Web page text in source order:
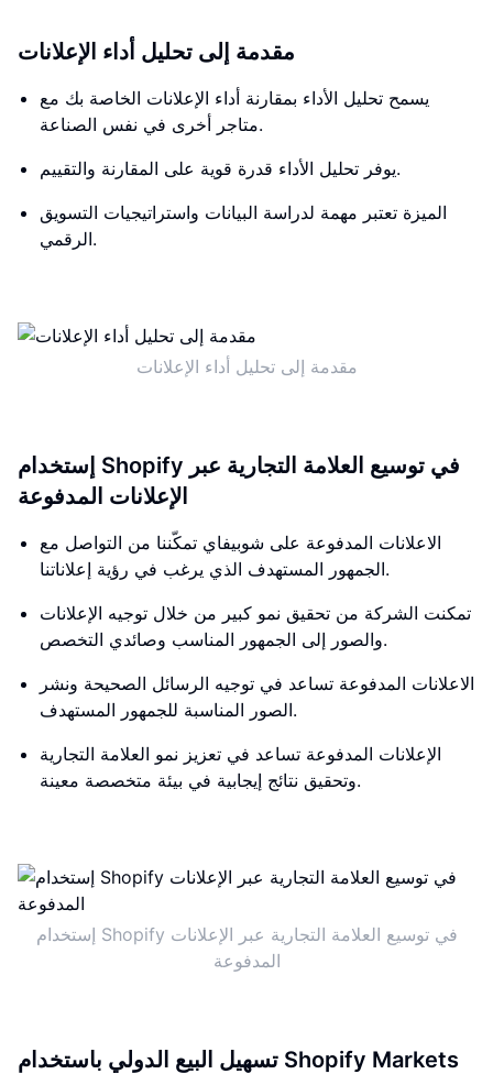
مقدمة إلى تحليل أداء الإعلانات
يسمح تحليل الأداء بمقارنة أداء الإعلانات الخاصة بك مع
متاجر أخرى في نفس الصناعة.
يوفر تحليل الأداء قدرة قوية على المقارنة والتقييم.
الميزة تعتبر مهمة لدراسة البيانات واستراتيجيات التسويق
الرقمي.
مقدمة إلى تحليل أداء الإعلانات
إستخدام Shopify في توسيع العلامة التجارية عبر
الإعلانات المدفوعة
الاعلانات المدفوعة على شوبيفاي تمكّننا من التواصل مع
الجمهور المستهدف الذي يرغب في رؤية إعلاناتنا.
تمكنت الشركة من تحقيق نمو كبير من خلال توجيه الإعلانات
والصور إلى الجمهور المناسب وصائدي التخصص.
الاعلانات المدفوعة تساعد في توجيه الرسائل الصحيحة ونشر
الصور المناسبة للجمهور المستهدف.
الإعلانات المدفوعة تساعد في تعزيز نمو العلامة التجارية
وتحقيق نتائج إيجابية في بيئة متخصصة معينة.
إستخدام Shopify في توسيع العلامة التجارية عبر الإعلانات
المدفوعة
تسهيل البيع الدولي باستخدام Shopify Markets